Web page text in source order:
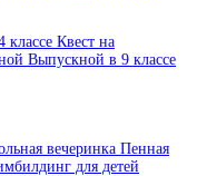
классе Квест на
Выпускной в 9 классе
вечеринка Пенная
для детей